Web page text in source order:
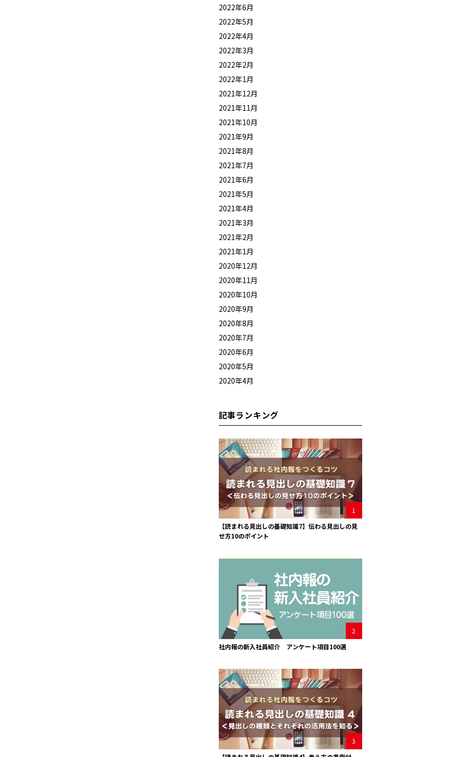
2022年6月
2022年5月
2022年4月
2022年3月
2022年2月
2022年1月
2021年12月
2021年11月
2021年10月
2021年9月
2021年8月
2021年7月
2021年6月
2021年5月
2021年4月
2021年3月
2021年2月
2021年1月
2020年12月
2020年11月
2020年10月
2020年9月
2020年8月
2020年7月
2020年6月
2020年5月
2020年4月
記事ランキング
1
【読まれる見出しの基礎知識7】伝わる見出しの見
せ方10のポイント
2
社内報の新入社員紹介 アンケート項目100選
3